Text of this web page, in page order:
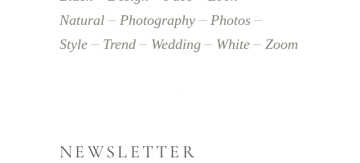
Natural
Photography
Photos
Style
Trend Wedding White Zoom
NEWSLETTER